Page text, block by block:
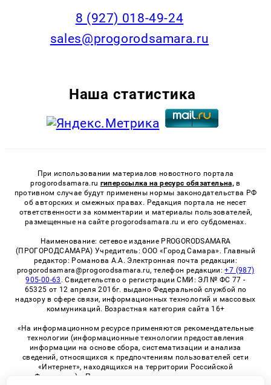
8 (927) 018-49-24
sales@progorodsamara.ru
Наша статистика
При использовании материалов новостного портала
progorodsamara.ru гиперссылка на ресурс обязательна, в
противном случае будут применены нормы законодательства РФ
об авторских и смежных правах. Редакция портала не несет
ответственности за комментарии и материалы пользователей,
размещенные на сайте progorodsamara.ru и его субдоменах.
Наименование: сетевое издание PROGORODSAMARA
(ПРОГОРОДСАМАРА) Учредитель: ООО «Город Самара». Главный
редактор: Романова А.А. Электронная почта редакции:
progorodsamara@progorodsamara.ru, телефон редакции:+7 (987)
905-00-63 . Свидетельство о регистрации СМИ: ЭЛ № ФС 77 -
65325 от 12 апреля 2016г. выдано Федеральной службой по
надзору в сфере связи, информационных технологий и массовых
коммуникаций. Возрастная категория сайта 16+
«На информационном ресурсе применяются рекомендательные
технологии (информационные технологии предоставления
информации на основе сбора, систематизации и анализа
сведений, относящихся к предпочтениям пользователей сети
«Интернет», находящихся на территории Российской
Федерации)». Правила применения рекомендательных